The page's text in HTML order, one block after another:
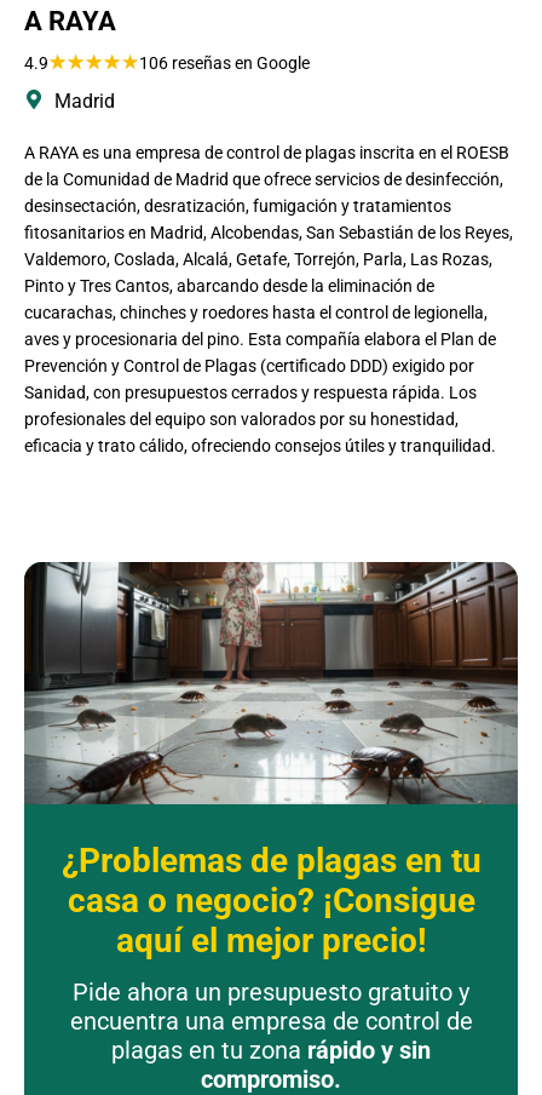
A RAYA
4.9★★★★★106 reseñas en Google
Madrid
A RAYA es una empresa de control de plagas inscrita en el ROESB
de la Comunidad de Madrid que ofrece servicios de desinfección,
desinsectación, desratización, fumigación y tratamientos
fitosanitarios en Madrid, Alcobendas, San Sebastián de los Reyes,
Valdemoro, Coslada, Alcalá, Getafe, Torrejón, Parla, Las Rozas,
Pinto y Tres Cantos, abarcando desde la eliminación de
cucarachas, chinches y roedores hasta el control de legionella,
aves y procesionaria del pino. Esta compañía elabora el Plan de
Prevención y Control de Plagas (certificado DDD) exigido por
Sanidad, con presupuestos cerrados y respuesta rápida. Los
profesionales del equipo son valorados por su honestidad,
eficacia y trato cálido, ofreciendo consejos útiles y tranquilidad.
¿Problemas de plagas en tu
casa o negocio? ¡Consigue
aquí el mejor precio!
Pide ahora un presupuesto gratuito y
encuentra una empresa de control de
plagas en tu zona rápido y sin
compromiso.